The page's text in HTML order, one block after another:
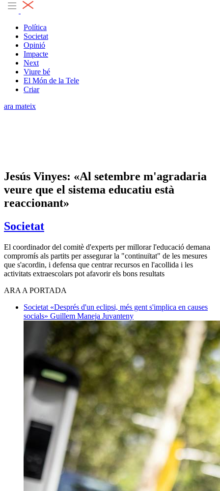
Política
Societat
Opinió
Impacte
Next
Viure bé
El Món de la Tele
Criar
ara mateix
Jesús Vinyes: «Al setembre m'agradaria
veure que el sistema educatiu està
reaccionant»
Societat
El coordinador del comitè d'experts per millorar l'educació demana
compromís als partits per assegurar la "continuïtat" de les mesures
que s'acordin, i defensa que centrar recursos en l'acollida i les
activitats extraescolars pot afavorir els bons resultats
ARA A PORTADA
Societat «Després d'un eclipsi, més gent s'implica en causes
socials» Guillem Maneja Juvanteny